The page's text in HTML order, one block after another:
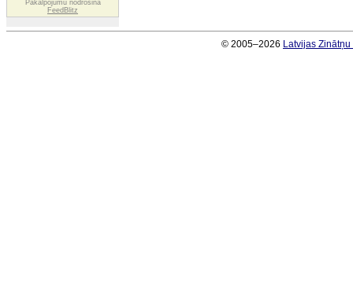
Pakalpojumu nodrošina
FeedBlitz
© 2005–2026 Latvijas